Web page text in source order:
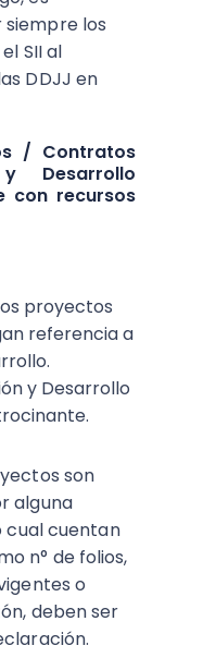
los
SII al
DDJJ en
/ Contratos
Desarrollo
con recursos
proyectos
referencia a
y Desarrollo
son
alguna
cual cuentan
n° de folios,
o
deben ser